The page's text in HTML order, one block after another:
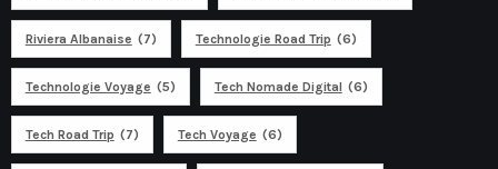
Riviera Albanaise (7) Technologie Road Trip (6)
Technologie Voyage (5) Tech Nomade Digital (6)
Tech Road Trip (7) Tech Voyage (6)